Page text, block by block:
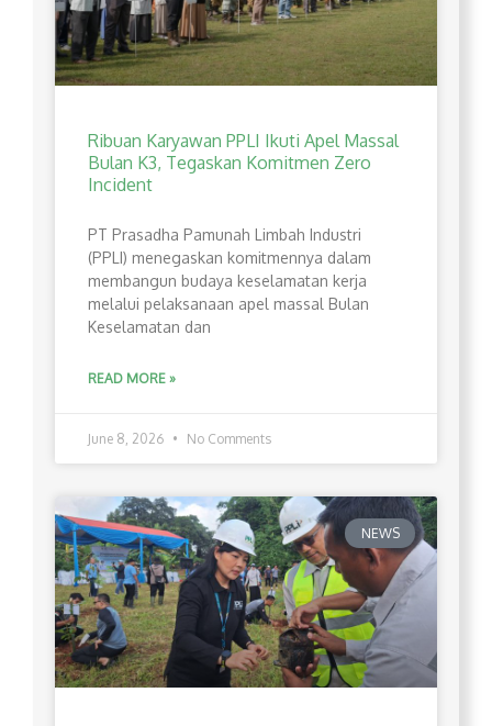
Ribuan Karyawan PPLI Ikuti Apel Massal
Bulan K3, Tegaskan Komitmen Zero
Incident
PT Prasadha Pamunah Limbah Industri
(PPLI) menegaskan komitmennya dalam
membangun budaya keselamatan kerja
melalui pelaksanaan apel massal Bulan
Keselamatan dan
READ MORE »
June 8, 2026 No Comments
NEWS